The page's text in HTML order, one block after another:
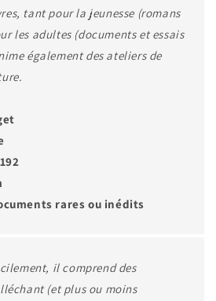
tant pour la jeunesse (romans
les adultes (documents et essais
également des ateliers de
192
rares ou inédits
il comprend des
(et plus ou moins